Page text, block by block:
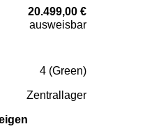
20.499,00 €
ausweisbar
4 (Green)
Zentrallager